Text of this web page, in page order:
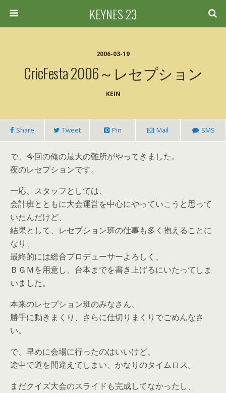
KEYNES 23
2006-03-19
CricFesta 2006～レセプション
KEIN
Share Tweet Pin Mail SMS
で、今回の俺の最大の難所がやってきました。
夜のレセプションです。
一応、スタッフとしては、
会計班とともに大会運営を中心にやっていこうと思って
いたんだけど、
結果として、レセプション班の仕事も多く抱えることに
なり、
最終的には総合プロデューサーよろしく、
ＢＧＭを用意し、台本までを書き上げるにいたってしま
いました。
本来のレセプション班のみなさん、
勝手に動きまくり、さらに仕切りまくりでごめんなさ
い。
で、早めに会場に行ったのはいいけど、
途中で道を間違えてしまい、かなりのタイムロス。
まだクイズ大会のスライドも完成してなかったし、